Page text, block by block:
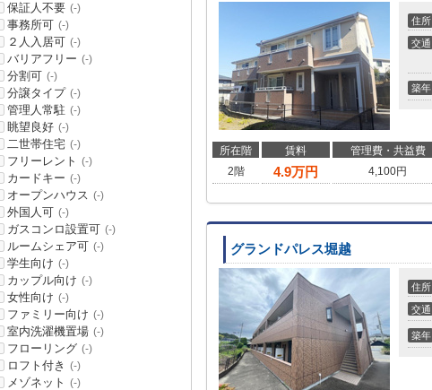
住所
交通
築年
所在階 賃料 管理費・共益費
2階
4.9万円 4,100円
グランドパレス堀越
住所
交通
築年
保証人不要 (-)
事務所可 (-)
２人入居可 (-)
バリアフリー (-)
分割可 (-)
分譲タイプ (-)
管理人常駐 (-)
眺望良好 (-)
二世帯住宅 (-)
フリーレント (-)
カードキー (-)
オープンハウス (-)
外国人可 (-)
ガスコンロ設置可 (-)
ルームシェア可 (-)
学生向け (-)
カップル向け (-)
女性向け (-)
ファミリー向け (-)
室内洗濯機置場 (-)
フローリング (-)
ロフト付き (-)
メゾネット (-)